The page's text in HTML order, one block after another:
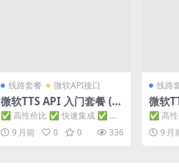
线路套餐 微软API接口
微软TTS API 入门套餐 (2
000万字符)
✅ 高性价比 ✅ 快速集成 ✅ 稳
定可靠 ✅ 即买即用 套餐核心规
格 套餐名称：...
9 月前 0 0 336
线路
微软
00万
✅ 高
定可靠
格 套餐
9 月